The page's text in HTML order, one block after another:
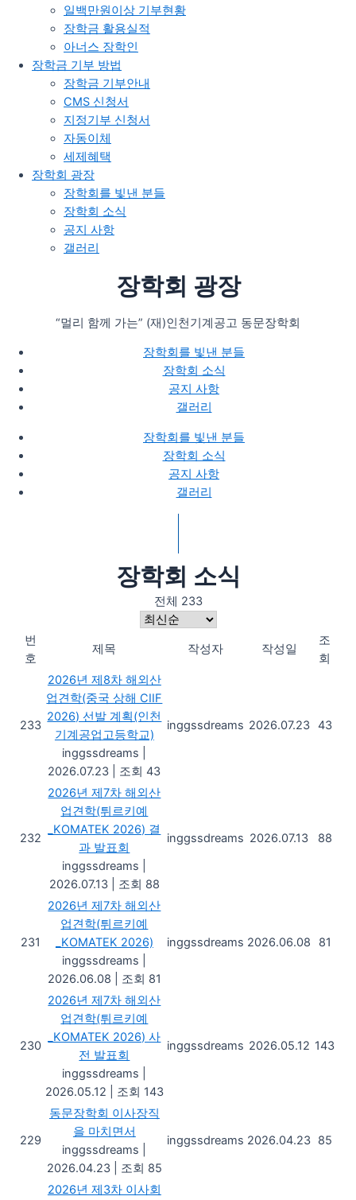
일백만원이상 기부현황
장학금 활용실적
아너스 장학인
장학금 기부 방법
장학금 기부안내​
CMS 신청서
지정기부 신청서
자동이체
세제혜택
장학회 광장
장학회를 빛낸 분들​
장학회 소식
공지 사항
갤러리
장학회 광장
“멀리 함께 가는” (재)인천기계공고 동문장학회
장학회를 빛낸 분들​
장학회 소식
공지 사항
갤러리
장학회를 빛낸 분들​
장학회 소식
공지 사항
갤러리
장학회 소식
전체 233
번
호
제목 작성자 작성일
조
회
233
2026년 제8차 해외산
업견학(중국 상해 CIIF
2026) 선발 계획(인천
기계공업고등학교)
inggssdreams
2026.07.23
조회 43
inggssdreams 2026.07.23 43
232
2026년 제7차 해외산
업견학(튀르키예
_KOMATEK 2026) 결
과 발표회
inggssdreams
2026.07.13
조회 88
inggssdreams 2026.07.13 88
231
2026년 제7차 해외산
업견학(튀르키예
_KOMATEK 2026)
inggssdreams
2026.06.08
조회 81
inggssdreams 2026.06.08 81
230
2026년 제7차 해외산
업견학(튀르키예
_KOMATEK 2026) 사
전 발표회
inggssdreams
2026.05.12
조회 143
inggssdreams 2026.05.12 143
229
동문장학회 이사장직
을 마치면서
inggssdreams
2026.04.23
조회 85
inggssdreams 2026.04.23 85
2026년 제3차 이사회